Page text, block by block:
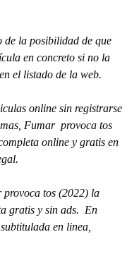
en concreto si no la
el listado de la web.
Fumar  provoca tos
online y gratis en
gratis y sin ads.  En
en linea,